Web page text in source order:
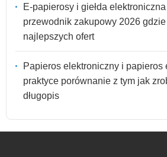
E-papierosy i giełda elektroniczna
przewodnik zakupowy 2026
najlepszych ofert
Papieros elektroniczny i papieros
praktyce porównanie z tym jak
długopis